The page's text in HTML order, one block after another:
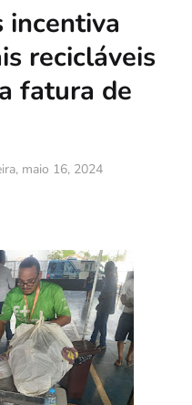
incentiva
recicláveis
fatura de
maio 16, 2024